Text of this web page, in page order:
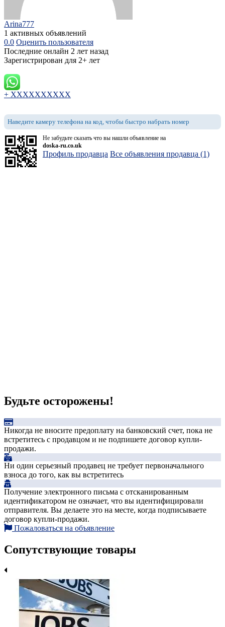
Arina777
1 активных объявлений
0.0 Оценить пользователя
Последние онлайн 2 лет назад
Зарегистрирован для 2+ лет
+ XXXXXXXXXX
Наведите камеру телефона на код, чтобы быстро набрать номер
Не забудьте сказать что вы нашли объявление на
doska-ru.co.uk
Профиль продавца Все объявления продавца (1)
Будьте осторожены!
Никогда не вносите предоплату на банковский счет, пока не
встретитесь с продавцом и не подпишете договор купли-
продажи.
Ни один серьезный продавец не требует первоначального
взноса до того, как вы встретитесь
Получение электронного письма с отсканированным
идентификатором не означает, что вы идентифицировали
отправителя. Вы делаете это на месте, когда подписываете
договор купли-продажи.
Пожаловаться на объявление
Сопутствующие товары